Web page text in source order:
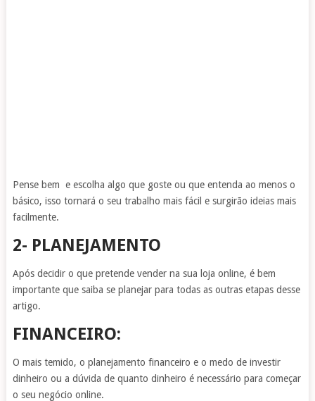
Pense bem e escolha algo que goste ou que entenda ao menos o
básico, isso tornará o seu trabalho mais fácil e surgirão ideias mais
facilmente.
2- PLANEJAMENTO
Após decidir o que pretende vender na sua loja online, é bem
importante que saiba se planejar para todas as outras etapas desse
artigo.
FINANCEIRO:
O mais temido, o planejamento financeiro e o medo de investir
dinheiro ou a dúvida de quanto dinheiro é necessário para começar
o seu negócio online.